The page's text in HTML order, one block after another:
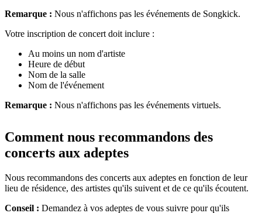
Remarque : Nous n'affichons pas les événements de Songkick.
Votre inscription de concert doit inclure :
Au moins un nom d'artiste
Heure de début
Nom de la salle
Nom de l'événement
Remarque : Nous n'affichons pas les événements virtuels.
Comment nous recommandons des
concerts aux adeptes
Nous recommandons des concerts aux adeptes en fonction de leur
lieu de résidence, des artistes qu'ils suivent et de ce qu'ils écoutent.
Conseil : Demandez à vos adeptes de vous suivre pour qu'ils